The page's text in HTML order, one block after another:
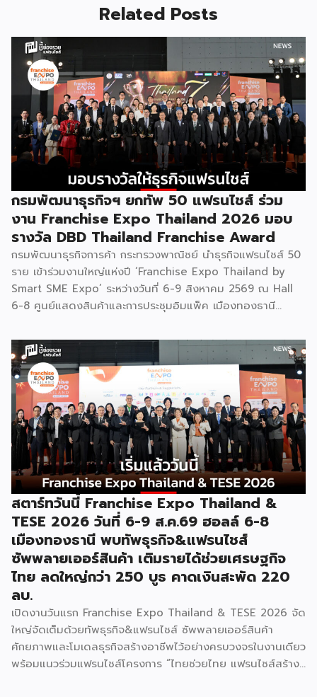
Related Posts
กรมพัฒนาธุรกิจฯ ยกทัพ 50 แฟรนไชส์ ร่วม
งาน Franchise Expo Thailand 2026 มอบ
รางวัล DBD Thailand Franchise Award
กรมพัฒนาธุรกิจการค้า กระทรวงพาณิชย์ นำธุรกิจแฟรนไชส์ 50
ราย เข้าร่วมงานใหญ่แห่งปี ‘Franchise Expo Thailand by
Smart SME Expo’ ระหว่างวันที่ 6-9 สิงหาคม 2569 ณ Hall
6-8 ศูนย์แสดงสินค้าและการประชุมอิมแพ็ค เมืองทองธานี
2026 ให้แก่ผู้ประกอบธุรกิจแฟรนไชส์ที่อยู่ในการส่งเสริมสนับสนุน
ของกรมฯ นายพูนพงษ์ นัยนาภากรณ์ อธิบดีกรมพัฒนาธุรกิจ
การค้า กระทรวงพาณิชย์ เปิดเผยภายหลังเป็นประธานเปิดงาน
“งานแฟรนไชส์ เอ็กซ์โป ไทยแลนด์ บาย สมาร์ท เอสเอ็มอี เอ็กซ์
โป (Franchise Expo Thailand by Smart SME Expo)” ซึ่ง
เป็นงานแสดงธุรกิจแฟรนไชส์ชั้นนำที่จัดขึ้นโดย บริษัท พีเอ็มจี
คอร์ปอเรชัน จำกัด เพื่อยกระดับศักยภาพของผู้ประกอบการและ
เจ้าของธุรกิจที่ต้องการขยายกิจการผ่านระบบแฟรนไชส์ […]
สตาร์ทวันนี้ Franchise Expo Thailand &
TESE 2026 วันที่ 6-9 ส.ค.69 ฮอลล์ 6-8
เมืองทองธานี พบทัพธุรกิจ&แฟรนไชส์
ซัพพลายเออร์สินค้า เติมรายได้ช่วยเศรษฐกิจ
ไทย ลดใหญ่กว่า 250 บูธ คาดเงินสะพัด 220
ลบ.
เปิดงานวันแรก Franchise Expo Thailand & TESE 2026 จัด
ใหญ่จัดเต็มด้วยทัพธุรกิจ&แฟรนไชส์ ซัพพลายเออร์สินค้า
ศักยภาพและโมเดลธุรกิจสร้างอาชีพไว้อย่างครบวงจรในงานเดียว
พร้อมแนวร่วมแฟรนไชส์โครงการ “ไทยช่วยไทย แฟรนไชส์สร้าง